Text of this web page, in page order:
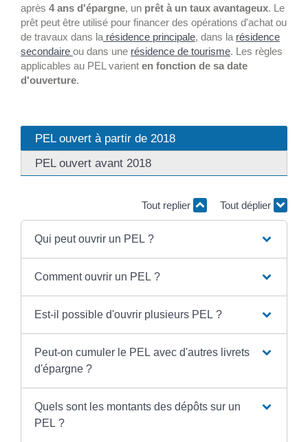
après 4 ans d'épargne, un prêt à un taux avantageux. Le
prêt peut être utilisé pour financer des opérations d'achat ou
de travaux dans la résidence principale, dans la résidence
secondaire ou dans une résidence de tourisme. Les règles
applicables au PEL varient en fonction de sa date
d'ouverture.
PEL ouvert à partir de 2018
PEL ouvert avant 2018
Tout replier Tout déplier
Qui peut ouvrir un PEL ?
Comment ouvrir un PEL ?
Est-il possible d'ouvrir plusieurs PEL ?
Peut-on cumuler le PEL avec d'autres livrets
d'épargne ?
Quels sont les montants des dépôts sur un
PEL ?